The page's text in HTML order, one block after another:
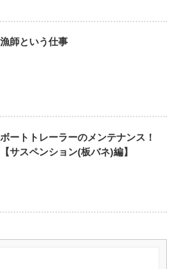
漁師という仕事
ボートトレーラーのメンテナンス！
【サスペンション(板バネ)編】